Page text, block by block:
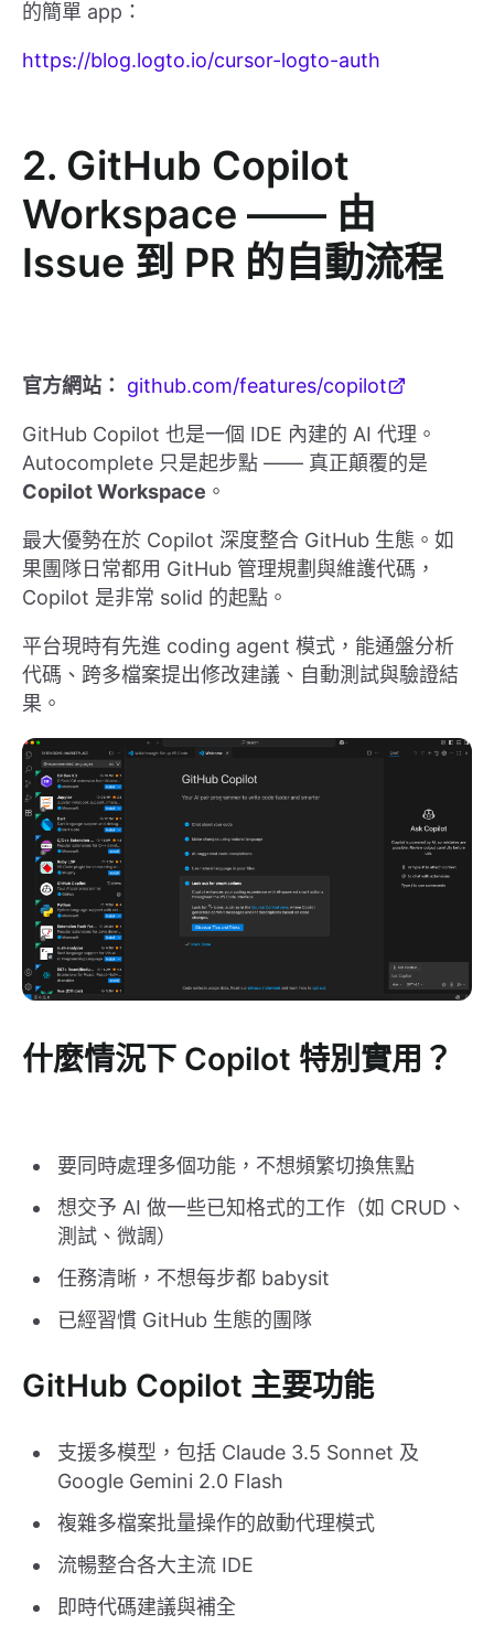
的簡單 app：
https://blog.logto.io/cursor-logto-auth
2. GitHub Copilot
Workspace —— 由
Issue 到 PR 的自動流程
官方網站： github.com/features/copilot
GitHub Copilot 也是一個 IDE 內建的 AI 代理。
Autocomplete 只是起步點 —— 真正顛覆的是
Copilot Workspace 。
最大優勢在於 Copilot 深度整合 GitHub 生態。如
果團隊日常都用 GitHub 管理規劃與維護代碼，
Copilot 是非常 solid 的起點。
平台現時有先進 coding agent 模式，能通盤分析
代碼、跨多檔案提出修改建議、自動測試與驗證結
果。
什麼情況下 Copilot 特別實用？
要同時處理多個功能，不想頻繁切換焦點
想交予 AI 做一些已知格式的工作（如 CRUD、
測試、微調）
任務清晰，不想每步都 babysit
已經習慣 GitHub 生態的團隊
GitHub Copilot 主要功能
支援多模型，包括 Claude 3.5 Sonnet 及
Google Gemini 2.0 Flash
複雜多檔案批量操作的啟動代理模式
流暢整合各大主流 IDE
即時代碼建議與補全